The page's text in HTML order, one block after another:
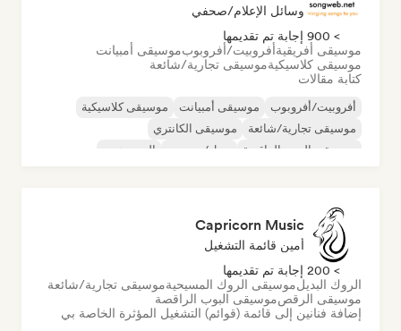
وسائل الإعلام/صحفي
> 900 إجابة تم تقديمها
موسيقى أفريقيةأفروبيت/أفروبوبموسيقى أمبيانت
موسيقى كلاسيكيةموسيقى تجارية/شائعة
كتابة مقالات
أفروبيت/أفروبوب موسيقى أمبيانت
موسيقى كلاسيكية
موسيقى تجارية/شائعة
موسيقى الكانتري
موسيقى البوب الراقصة
دريل/جيرسي الهيب هوب
Capricorn Music
أمين قائمة التشغيل
> 200 إجابة تم تقديمها
الروك البديلموسيقى الروك المسيحيةموسيقى تجارية/شائعة
موسيقى الرقصموسيقى البوب الراقصة
إضافة فنانين إلى قائمة (قوائم) التشغيل المؤثرة الخاصة بي